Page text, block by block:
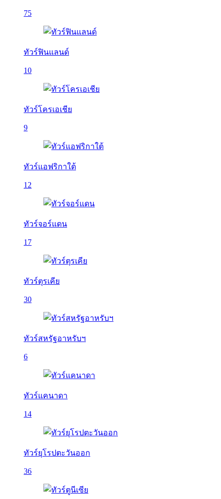
75
ทัวร์ฟินแลนด์
10
ทัวร์โครเอเชีย
9
ทัวร์แอฟริกาใต้
12
ทัวร์จอร์แดน
17
ทัวร์ตุรเคีย
30
ทัวร์สหรัฐอาหรับฯ
6
ทัวร์แคนาดา
14
ทัวร์ยุโรปตะวันออก
36